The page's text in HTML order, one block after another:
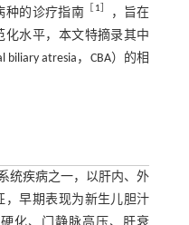
种的诊疗指南 ［ 1］
，旨在
化水平，本文特摘录其中
atresia，CBA）的相
统疾病之一，以肝内、外
，早期表现为新生儿胆汁